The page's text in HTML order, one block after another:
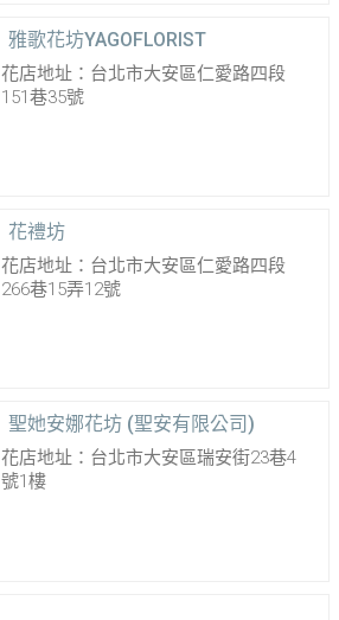
雅歌花坊YAGOFLORIST
花店地址：台北市大安區仁愛路四段
151巷35號
花禮坊
花店地址：台北市大安區仁愛路四段
266巷15弄12號
聖她安娜花坊 (聖安有限公司)
花店地址：台北市大安區瑞安街23巷4
號1樓